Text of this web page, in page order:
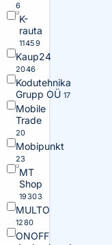
6
K-
rauta
11459
Kaup24
2046
Kodutehnika
Grupp OÜ 17
Mobile
Trade
20
Mobipunkt
23
MT
Shop
19303
MULTO
1280
ONOFF